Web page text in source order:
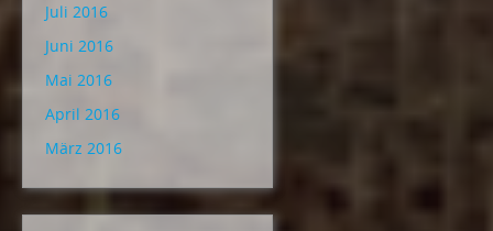
Juli 2016
Juni 2016
Mai 2016
April 2016
März 2016